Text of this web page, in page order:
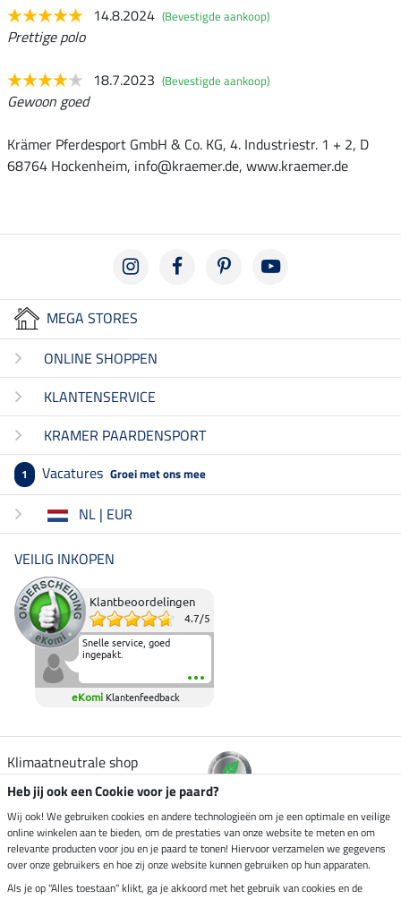
14.8.2024 (Bevestigde aankoop)
Prettige polo
18.7.2023 (Bevestigde aankoop)
Gewoon goed
Krämer Pferdesport GmbH & Co. KG, 4. Industriestr. 1 + 2, D
68764 Hockenheim, info@kraemer.de, www.kraemer.de
MEGA STORES
ONLINE SHOPPEN
KLANTENSERVICE
KRAMER PAARDENSPORT
1 Vacatures Groei met ons mee
NL | EUR
VEILIG INKOPEN
Klantbeoordelingen
4.7/5
Snelle service, goed
ingepakt.
eKomi Klantenfeedback
Klimaatneutrale shop
Verzending per
Veilig betalen met
Heb jij ook een Cookie voor je paard?
Wij ook! We gebruiken cookies en andere technologieën om je een optimale en veilige
online winkelen aan te bieden, om de prestaties van onze website te meten en om
relevante producten voor jou en je paard te tonen! Hiervoor verzamelen we gegevens
over onze gebruikers en hoe zij onze website kunnen gebruiken op hun apparaten.
Als je op "Alles toestaan" klikt, ga je akkoord met het gebruik van cookies en de